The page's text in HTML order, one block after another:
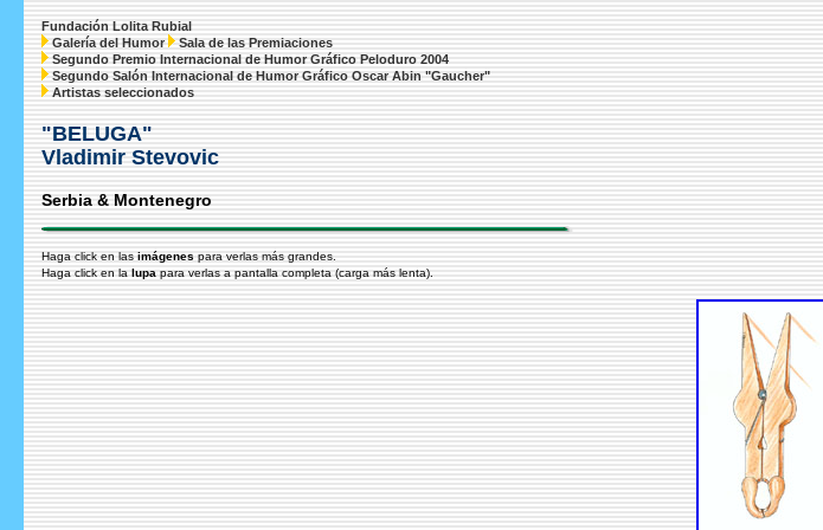
Fundación Lolita Rubial
Galería del Humor
Sala de las Premiaciones
Segundo Premio Internacional de Humor Gráfico Peloduro 2004
Segundo Salón Internacional de Humor Gráfico Oscar Abin "Gaucher"
Artistas seleccionados
"BELUGA"
Vladimir Stevovic
Serbia & Montenegro
Haga click en las imágenes para verlas más grandes.
Haga click en la lupa para verlas a pantalla completa (carga más lenta).